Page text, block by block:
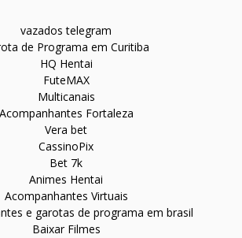
vazados telegram
de Programa em Curitiba
HQ Hentai
FuteMAX
Multicanais
Acompanhantes Fortaleza
Vera bet
CassinoPix
Bet 7k
Animes Hentai
Acompanhantes Virtuais
e garotas de programa em brasil
Baixar Filmes